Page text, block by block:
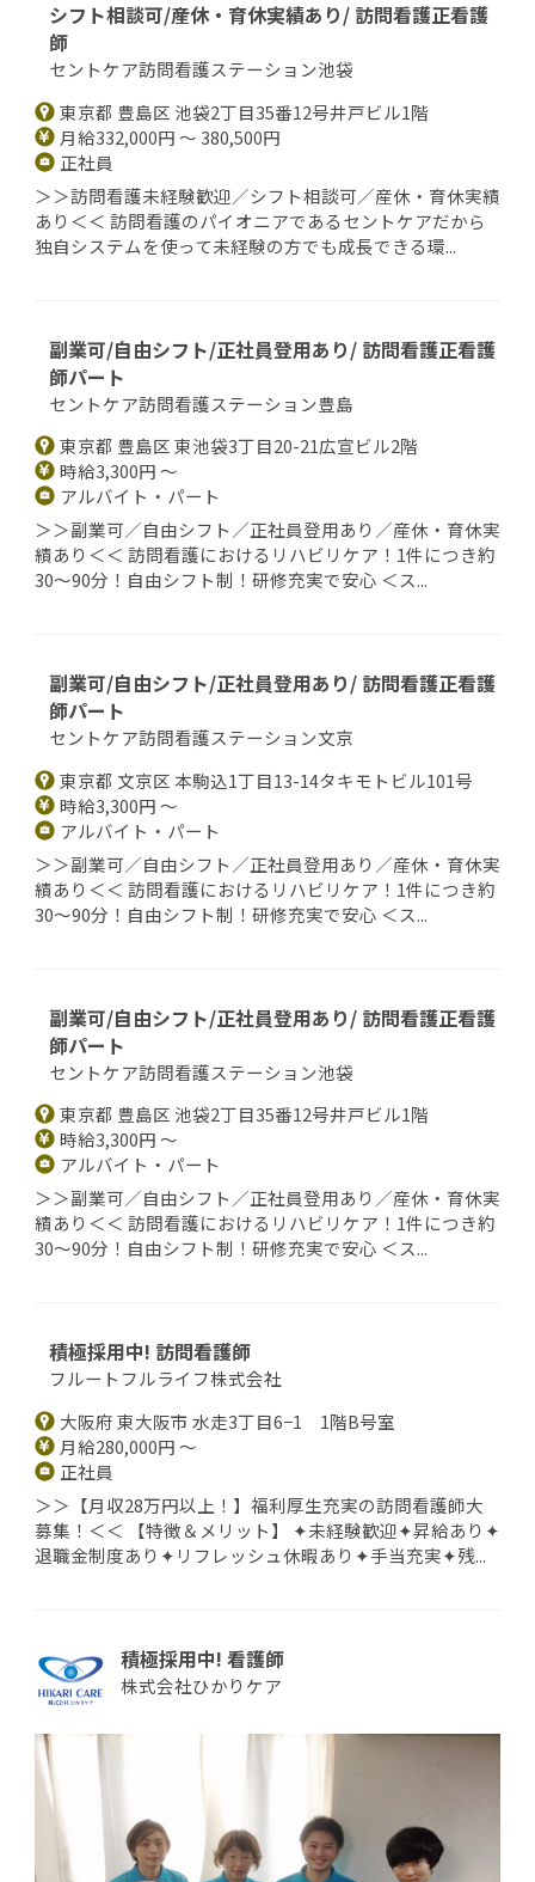
シフト相談可/産休・育休実績あり/ 訪問看護正看護
師
セントケア訪問看護ステーション池袋
東京都 豊島区 池袋2丁目35番12号井戸ビル1階
月給332,000円 ～ 380,500円
正社員
＞＞訪問看護未経験歓迎／シフト相談可／産休・育休実績
あり＜＜ 訪問看護のパイオニアであるセントケアだから
独自システムを使って未経験の方でも成長できる環...
副業可/自由シフト/正社員登用あり/ 訪問看護正看護
師パート
セントケア訪問看護ステーション豊島
東京都 豊島区 東池袋3丁目20-21広宣ビル2階
時給3,300円 ～
アルバイト・パート
＞＞副業可／自由シフト／正社員登用あり／産休・育休実
績あり＜＜ 訪問看護におけるリハビリケア！1件につき約
30～90分！自由シフト制！研修充実で安心 ＜ス...
副業可/自由シフト/正社員登用あり/ 訪問看護正看護
師パート
セントケア訪問看護ステーション文京
東京都 文京区 本駒込1丁目13-14タキモトビル101号
時給3,300円 ～
アルバイト・パート
＞＞副業可／自由シフト／正社員登用あり／産休・育休実
績あり＜＜ 訪問看護におけるリハビリケア！1件につき約
30～90分！自由シフト制！研修充実で安心 ＜ス...
副業可/自由シフト/正社員登用あり/ 訪問看護正看護
師パート
セントケア訪問看護ステーション池袋
東京都 豊島区 池袋2丁目35番12号井戸ビル1階
時給3,300円 ～
アルバイト・パート
＞＞副業可／自由シフト／正社員登用あり／産休・育休実
績あり＜＜ 訪問看護におけるリハビリケア！1件につき約
30～90分！自由シフト制！研修充実で安心 ＜ス...
積極採用中! 訪問看護師
フルートフルライフ株式会社
大阪府 東大阪市 水走3丁目6−1 1階B号室
月給280,000円 ～
正社員
＞＞【月収28万円以上！】福利厚生充実の訪問看護師大
募集！＜＜ 【特徴＆メリット】 ✦未経験歓迎✦昇給あり✦
退職金制度あり✦リフレッシュ休暇あり✦手当充実✦残...
積極採用中! 看護師
株式会社ひかりケア